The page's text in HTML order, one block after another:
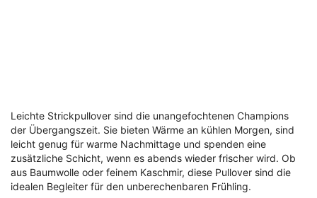
Leichte Strickpullover sind die unangefochtenen Champions
der Übergangszeit. Sie bieten Wärme an kühlen Morgen, sind
leicht genug für warme Nachmittage und spenden eine
zusätzliche Schicht, wenn es abends wieder frischer wird. Ob
aus Baumwolle oder feinem Kaschmir, diese Pullover sind die
idealen Begleiter für den unberechenbaren Frühling.